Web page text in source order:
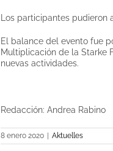
Los participantes
El balance del evento fue
Multiplicación de la Starke
nuevas actividades.
Redacción: Andrea Rabino
8 enero 2020 | Aktuelles